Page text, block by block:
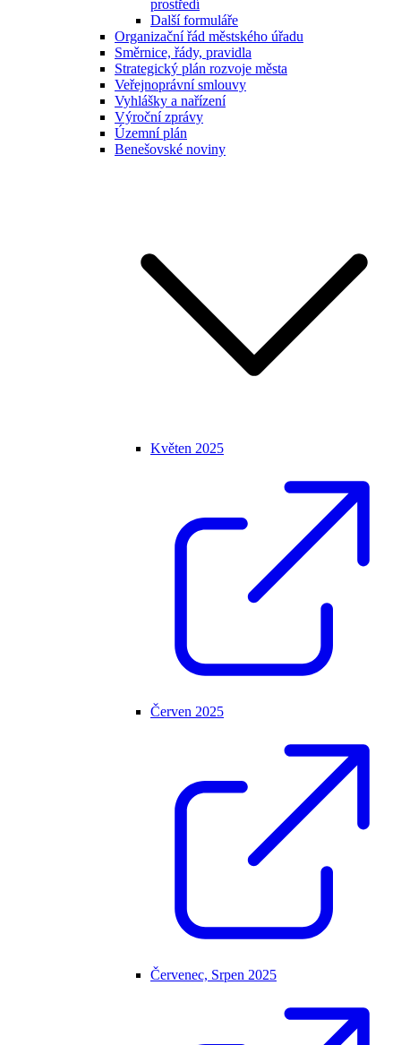
prostředí
Další formuláře
Organizační řád městského úřadu
Směrnice, řády, pravidla
Strategický plán rozvoje města
Veřejnoprávní smlouvy
Vyhlášky a nařízení
Výroční zprávy
Územní plán
Benešovské noviny
Květen 2025
Červen 2025
Červenec, Srpen 2025